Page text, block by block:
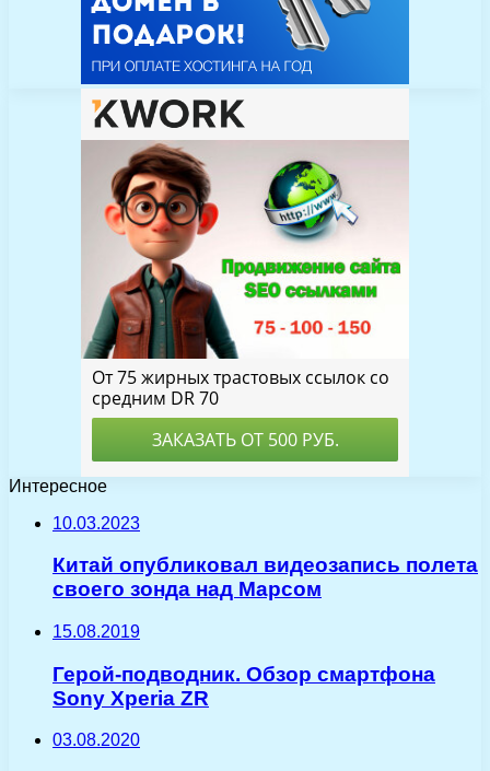
Интересное
10.03.2023
Китай опубликовал видеозапись полета
своего зонда над Марсом
15.08.2019
Герой-подводник. Обзор смартфона
Sony Xperia ZR
03.08.2020